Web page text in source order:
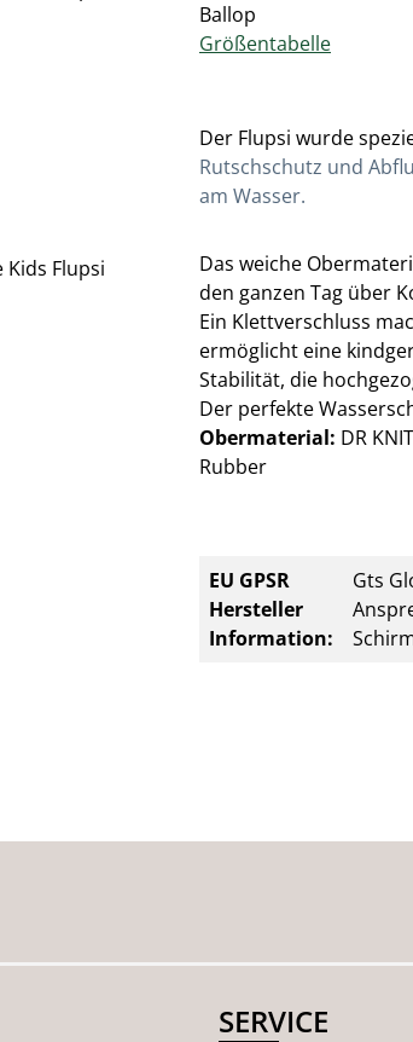
Ballop
Größentabelle
Der Flupsi wurde
Rutschschutz und
am Wasser.
Das weiche
den ganzen Tag über
Ein Klettverschluss
ermöglicht eine
Stabilität, die
Der perfekte
Obermaterial: DR
Rubber
EU GPSR
Hersteller
Information:
Gts
SERVICE